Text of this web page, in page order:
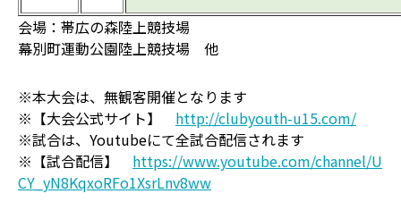
会場：帯広の森陸上競技場
幕別町運動公園陸上競技場 他
※本大会は、無観客開催となります
※【大会公式サイト】 http://clubyouth-u15.com/
※試合は、Youtubeにて全試合配信されます
※【試合配信】 https://www.youtube.com/channel/U
CY_yN8KqxoRFo1XsrLnv8ww